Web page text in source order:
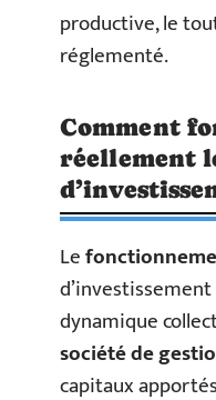
productive, le
réglementé.
Comment
réellement
Le
dynamique
société de
capitaux